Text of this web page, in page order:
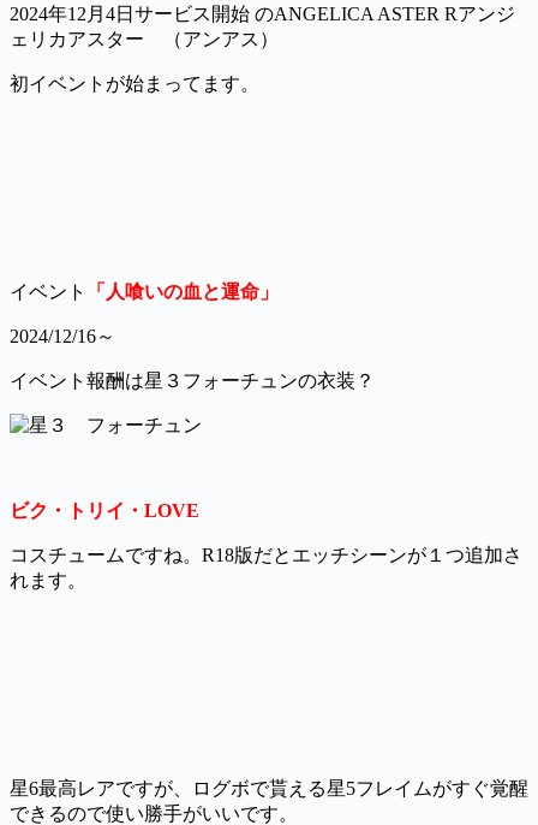
2024年12月4日サービス開始 のANGELICA ASTER Rアンジ
ェリカアスター （アンアス）
初イベントが始まってます。
イベント 「人喰いの血と運命」
2024/12/16～
イベント報酬は星３フォーチュンの衣装？
ビク・トリイ・LOVE
コスチュームですね。R18版だとエッチシーンが１つ追加さ
れます。
星6最高レアですが、ログボで貰える星5フレイムがすぐ覚醒
できるので使い勝手がいいです。